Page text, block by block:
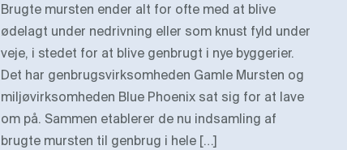
Brugte mursten ender alt for ofte med at blive
ødelagt under nedrivning eller som knust fyld under
veje, i stedet for at blive genbrugt i nye byggerier.
Det har genbrugsvirksomheden Gamle Mursten og
miljøvirksomheden Blue Phoenix sat sig for at lave
om på. Sammen etablerer de nu indsamling af
brugte mursten til genbrug i hele […]